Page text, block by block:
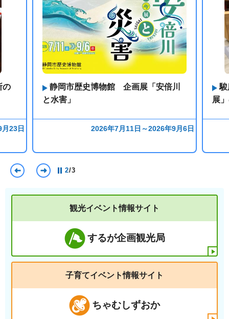
前のスライドを表示
2/3
の
23日
静岡市歴史博物館 企画展「安倍川
と水害」
2026年7月11日～2026年9月6日
駿
展
観光イベント情報サイト
するが企画観光局
子育てイベント情報サイト
ちゃむしずおか